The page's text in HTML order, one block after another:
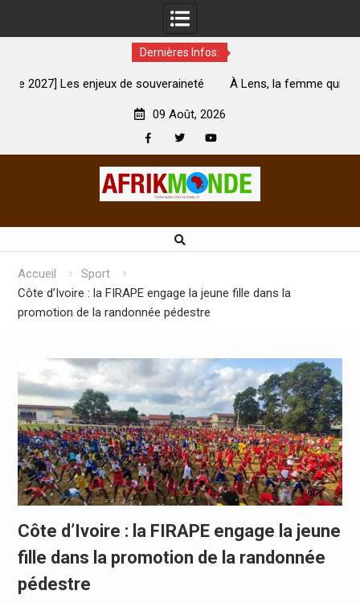
Dernières Infos:
À Lens, la femme qui avait été brûlée avec son bébé
09 Août, 2026
Accueil
Sport
Côte d’Ivoire : la FIRAPE engage la jeune fille dans la
promotion de la randonnée pédestre
Côte d’Ivoire : la FIRAPE engage la jeune
fille dans la promotion de la randonnée
pédestre